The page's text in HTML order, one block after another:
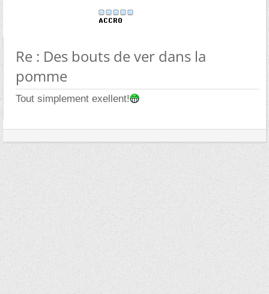
Re : Des bouts de ver dans la
pomme
Tout simplement exellent!